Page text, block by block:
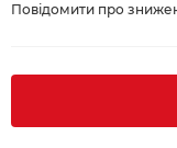
Повідомити про